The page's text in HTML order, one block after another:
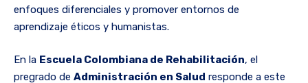
enfoques diferenciales y promover entornos de
aprendizaje éticos y humanistas.
En la Escuela Colombiana de Rehabilitación, el
pregrado de Administración en Salud responde a este